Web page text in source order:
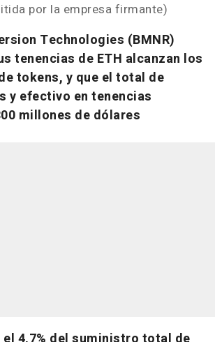
por la empresa firmante)
Technologies (BMNR)
tenencias de ETH alcanzan los
tokens, y que el total de
y efectivo en tenencias
millones de dólares